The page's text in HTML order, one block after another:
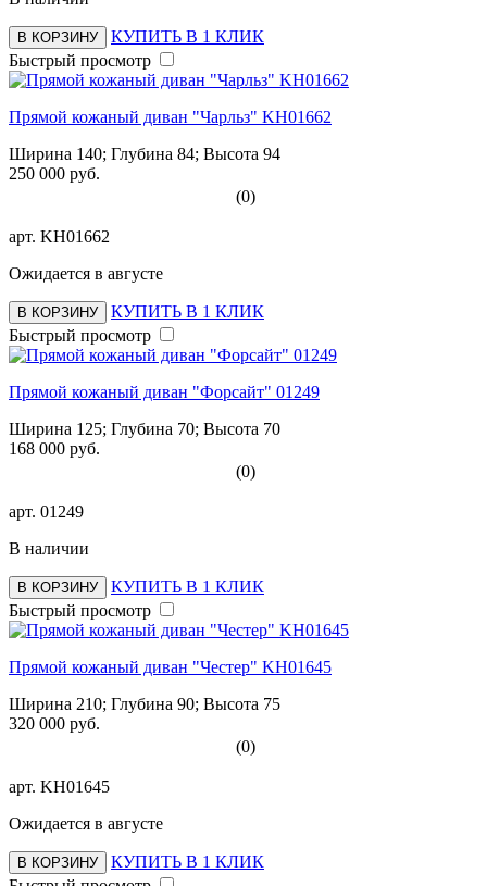
В КОРЗИНУ
КУПИТЬ В 1 КЛИК
Быстрый просмотр
Прямой кожаный диван "Чарльз" KH01662
Ширина 140; Глубина 84; Высота 94
250 000 руб.
(0)
арт. KH01662
Ожидается в августе
В КОРЗИНУ
КУПИТЬ В 1 КЛИК
Быстрый просмотр
Прямой кожаный диван "Форсайт" 01249
Ширина 125; Глубина 70; Высота 70
168 000 руб.
(0)
арт. 01249
В наличии
В КОРЗИНУ
КУПИТЬ В 1 КЛИК
Быстрый просмотр
Прямой кожаный диван "Честер" KH01645
Ширина 210; Глубина 90; Высота 75
320 000 руб.
(0)
арт. KH01645
Ожидается в августе
В КОРЗИНУ
КУПИТЬ В 1 КЛИК